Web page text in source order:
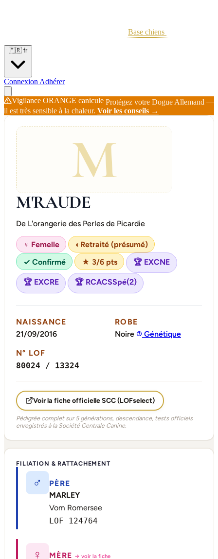
Base chiens
🇫🇷 fr
Connexion Adhérer
Vigilance ORANGE canicule Protégez votre Dogue Allemand —
il est très sensible à la chaleur. Voir les conseils →
M
M'RAUDE
De L'orangerie des Perles de Picardie
♀ Femelle ◐ Retraité (présumé)
✓ Confirmé
★ 3/6 pts 🏆 EXCNE
🏆 EXCRE 🏆 RCACSSpé(2)
NAISSANCE
21/09/2016
ROBE
Noire
Génétique
N° LOF
80024 / 13324
Voir la fiche officielle SCC (LOFselect)
Pédigrée complet sur 5 générations, descendance, tests officiels
enregistrés à la Société Centrale Canine.
FILIATION & RATTACHEMENT
♂
PÈRE
MARLEY
Vom Romersee
LOF 124764
♀ MÈRE → voir la fiche